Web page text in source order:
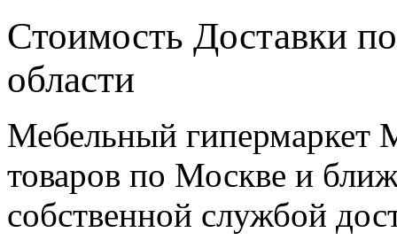
Стоимость Доставки
области
Мебельный гипермаркет
товаров по Москве и
собственной службой